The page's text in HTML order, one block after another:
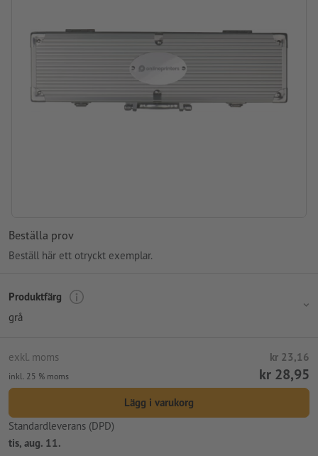
Beställa prov
Beställ här ett otryckt exemplar.
Produktfärg
grå
exkl. moms kr 23,16
inkl. 25 % moms kr 28,95
Lägg i varukorg
Standardleverans (DPD)
tis, aug. 11.